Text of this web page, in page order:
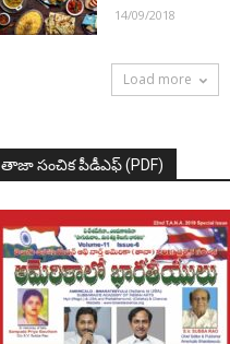
14/09/2018
Load more
తాజా సంచిక పీడీఎఫ్ (PDF)